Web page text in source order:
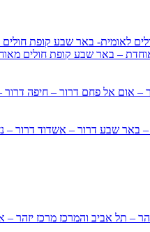
לאומית- באר שבע קופת חולים
– באר שבע קופת חולים
– אום אל פחם דרור – חיפה דרור
– באר שבע דרור – אשדוד דרור –
– תל אביב והמרכז מרכז יזהר –